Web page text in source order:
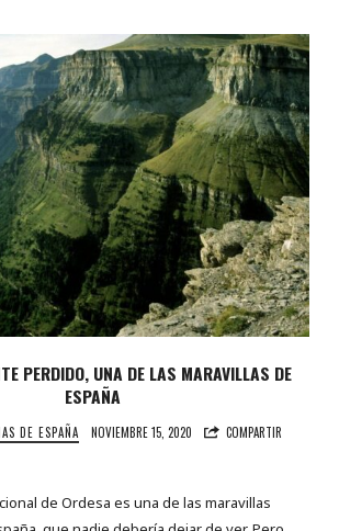
PERDIDO, UNA DE LAS MARAVILLAS DE
ESPAÑA
DE ESPAÑA NOVIEMBRE 15, 2020 COMPARTIR
de Ordesa es una de las maravillas